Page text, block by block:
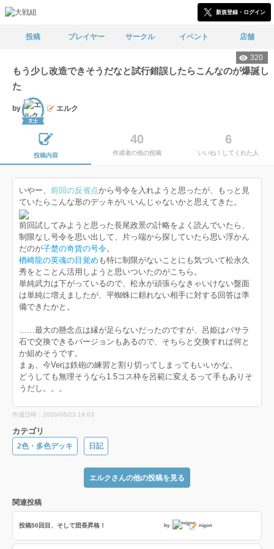
新規登録・ログイン
投稿 プレイヤー サークル イベント 店舗
320
もう少し改造できそうだなと試行錯誤したらこんなのが爆誕し
た
by
文士
エルク
投稿内容
40
作成者の他の投稿
6
いいね！してくれた人
いやー、 前回の反省点から号令を入れようと思ったが、もっと見
ていたらこんな形のデッキがいいんじゃないかと思えてきた。
前回試してみようと思った長尾政景の計略をよく読んでいたら、
制限なし号令を思い出して、片っ端から探していたら思い浮かん
だのが子楚の奇貨の号令。
楢崎龍の英魂の目覚め も特に制限がないことにも気づいて松永久
秀をとことん活用しようと思いついたのがこちら。
単純武力は下がっているので、松永が頑張らなきゃいけない盤面
は単純に増えましたが、平蜘蛛に頼れない相手に対する回答は準
備できたかと。
……最大の懸念点は縁が足らないだったのですが、呂姫はバサラ
石で交換できるバージョンもあるので、そちらと交換すれば何と
か組めそうです。
まぁ、今Verは鉄砲の練習と割り切ってしまってもいいかな。
どうしても無理そうなら1.5コス枠を呂範に変えるって手もありそ
うだし。。。
作成日時：2026/06/23 19:03
カテゴリ
2色・多色デッキ 日記
エルクさんの他の投稿を見る
関連投稿
投稿50回目、そして団長昇格！ by nigon